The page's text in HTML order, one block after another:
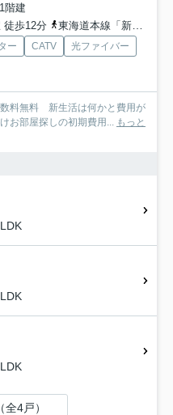
階建
徒歩12分
東海道本線「新大阪」駅 徒歩15分
ー CATV
光ファイバー
料無料 新生活は何かと費用が
お部屋探しの初期費用...
もっと
4戸）